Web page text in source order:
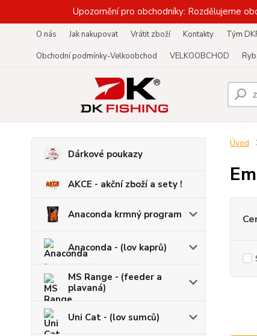
Upozornění pro obchodníky: Rozdělujeme
O nás Jak nakupovat Vrátit zboží Kontakty Tým
Obchodní podmínky-Velkoobchod
VELKOOBCHOD
Dárkové poukazy
AKCE - akční zboží a sety !
Anaconda krmný program
Anaconda - (lov kaprů)
MS Range - (feeder a
plavaná)
Uni Cat - (lov sumců)
Úvod